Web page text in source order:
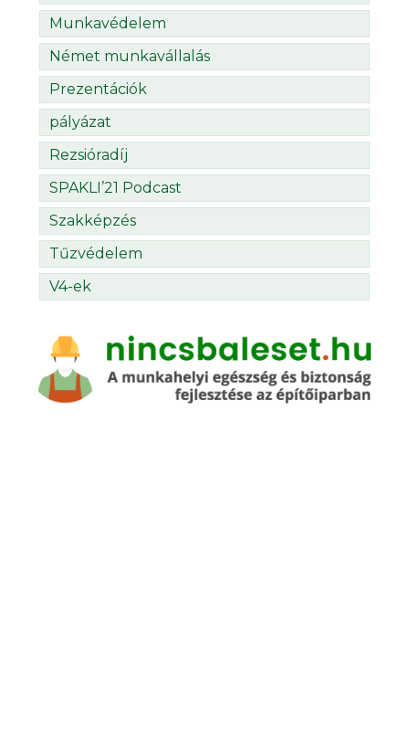
Munkavédelem
Német munkavállalás
Prezentációk
pályázat
Rezsióradíj
SPAKLI’21 Podcast
Szakképzés
Tűzvédelem
V4-ek